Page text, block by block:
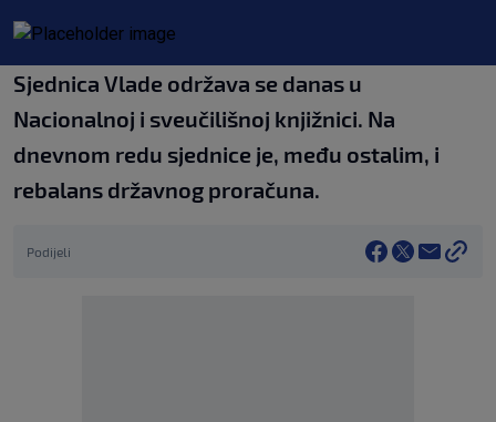
Sjednica Vlade održava se danas u
Nacionalnoj i sveučilišnoj knjižnici. Na
dnevnom redu sjednice je, među ostalim, i
rebalans državnog proračuna.
Podijeli